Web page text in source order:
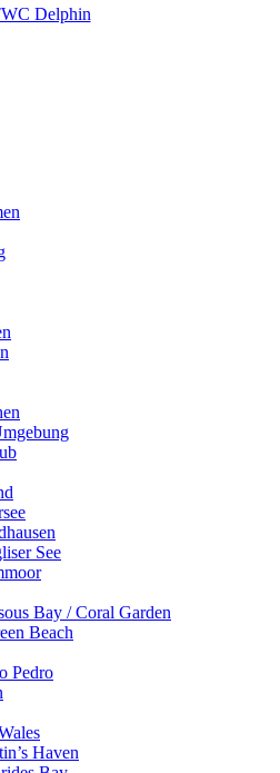
See
Bay / Coral Garden
Beach
Pedro
Haven